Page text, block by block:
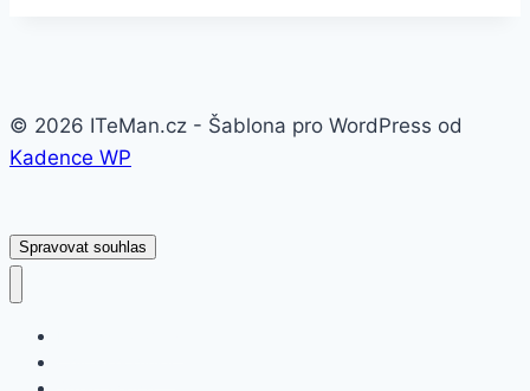
© 2026 ITeMan.cz - Šablona pro WordPress od
Kadence WP
Spravovat souhlas